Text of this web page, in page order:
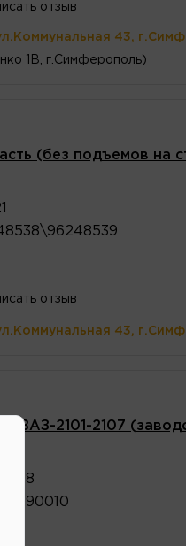
отзыв
43,
1В, г.Симферополь)
(без подъемов на
отзыв
43,
ВАЗ-2101-2107